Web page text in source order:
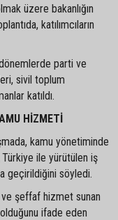
üzere bakanlığın
katılımcıların
parti ve
sivil toplum
katıldı.
HİZMETİ
kamu yönetiminde
Türkiye ile yürütülen iş
geçirildiğini söyledi.
ve şeffaf hizmet sunan
ifade eden